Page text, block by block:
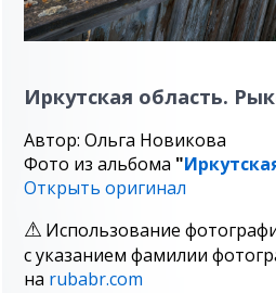
Иркутская область.
Автор: Ольга Новикова
Фото из альбома "
Открыть оригинал
Использование
с указанием фамилии
на rubabr.com